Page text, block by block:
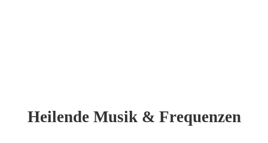
Heilende Musik & Frequenzen